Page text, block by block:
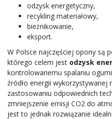
odzysk energetyczny,
recykling materiałowy,
bieżnikowanie,
eksport.
W Polsce najczęściej opony są
którego celem jest odzysk
kontrolowanemu spalaniu
źródło energii
zastosowaniu odpowiednich
zmniejszenie emisji CO2 do
jest to jednak rozwiązanie